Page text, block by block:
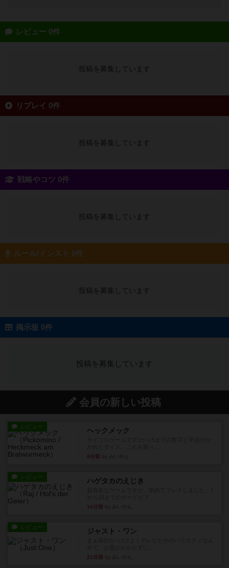
レビュー 0件
投稿を募集しています
リプレイ 0件
投稿を募集しています
戦略やコツ 0件
投稿を募集しています
ルール/インスト 0件
投稿を募集しています
掲示板 0件
投稿を募集しています
会員の新しい投稿
レビュー ヘックメック
8分前
レビュー ハゲタカのえじき
16分前
レビュー ジャスト・ワン
21分前